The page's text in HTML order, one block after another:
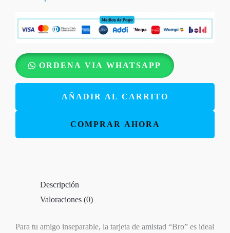
ORDENA VIA WHATSAPP
Tarjeta
de
Bro
AÑADIR AL CARRITO
COMPRAR AHORA
Descripción
Valoraciones (0)
Para tu amigo inseparable, la tarjeta de amistad “Bro” es ideal